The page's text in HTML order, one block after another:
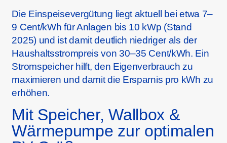
Die Einspeisevergütung liegt aktuell bei etwa 7–
9 Cent/kWh für Anlagen bis 10 kWp (Stand
2025) und ist damit deutlich niedriger als der
Haushaltsstrompreis von 30–35 Cent/kWh. Ein
Stromspeicher hilft, den Eigenverbrauch zu
maximieren und damit die Ersparnis pro kWh zu
erhöhen.
Mit Speicher, Wallbox &
Wärmepumpe zur optimalen